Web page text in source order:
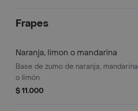
Frapes
Naranja, limon o mandarina
Base de zumo de naranja, mandarina
o limón
$ 11.000